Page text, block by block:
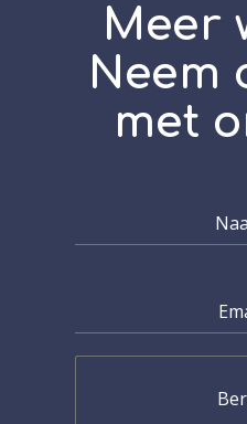
Meer
Neem
met